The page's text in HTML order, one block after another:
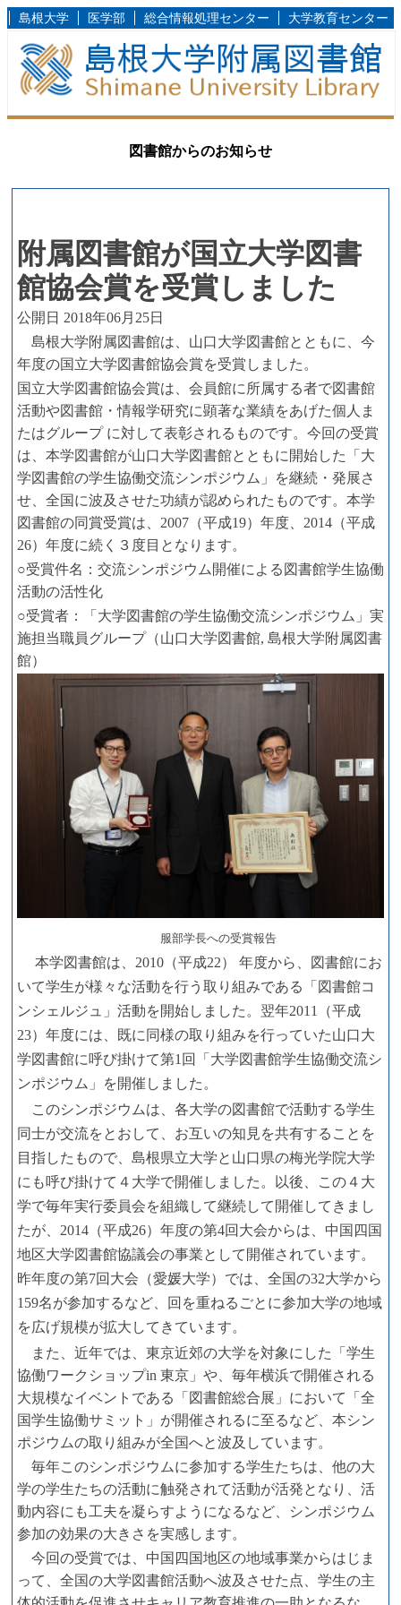
島根大学 医学部 総合情報処理センター 大学教育センター
図書館からのお知らせ
附属図書館が国立大学図書
館協会賞を受賞しました
公開日 2018年06月25日
島根大学附属図書館は、山口大学図書館とともに、今
年度の国立大学図書館協会賞を受賞しました。
国立大学図書館協会賞は、 会員館に所属する者で図書館
活動や図書館・情報学研究に顕著な業績をあげた個人ま
たはグループ に対して表彰されるものです。今回の受賞
は、本学図書館が山口大学図書館とともに開始した「大
学図書館の学生協働交流シンポジウム」を継続・発展さ
せ、全国に波及させた功績が認められたものです。本学
図書館の同賞受賞は、2007（平成19）年度、2014（平成
26）年度に続く３度目となります。
○受賞件名：交流シンポジウム開催による図書館学生協働
活動の活性化
○受賞者：「大学図書館の学生協働交流シンポジウム」実
施担当職員グループ（山口大学図書館, 島根大学附属図書
館）
服部学長への受賞報告
本学図書館は、2010（平成22） 年度から、図書館にお
いて学生が様々な活動を行う取り組みである「図書館コ
ンシェルジュ」活動を開始しました。翌年2011（平成
23）年度には、既に同様の取り組みを行っていた山口大
学図書館に呼び掛けて第1回「大学図書館学生協働交流シ
ンポジウム」を開催しました。
このシンポジウムは、各大学の図書館で活動する学生
同士が交流をとおして、お互いの知見を共有することを
目指したもので、島根県立大学と山口県の梅光学院大学
にも呼び掛けて４大学で開催しました。以後、この４大
学で毎年実行委員会を組織して継続して開催してきまし
たが、2014（平成26）年度の第4回大会からは、中国四国
地区大学図書館協議会の事業として開催されています。
昨年度の第7回大会（愛媛大学）では、全国の32大学から
159名が参加するなど、回を重ねるごとに参加大学の地域
を広げ規模が拡大してきています。
また、 近年では、東京近郊の大学を対象にした「学生
協働ワークショップin 東京」や、毎年横浜で開催される
大規模なイベントである「 図書館総合展」において「全
国学生協働サミット」が開催されるに至るなど、本シン
ポジウムの取り組みが全国へと波及しています。
毎年このシンポジウムに参加する学生たちは、他の大
学の学生たちの活動に触発されて活動が活発となり、活
動内容にも工夫を凝らすようになるなど、シンポジウム
参加の効果の大きさを実感します。
今回の受賞では、中国 四国地区の地域事業からはじま
って、全国の大学図書館活動へ波及させた点、学生の主